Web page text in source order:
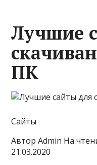
Лучшие
ПК
Сайты
Автор Admin На
21.03.2020